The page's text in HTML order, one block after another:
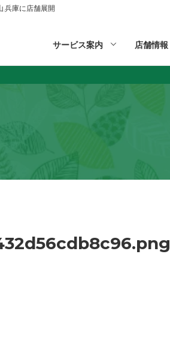
,兵庫に店舗展開
サービス案内 店舗情報